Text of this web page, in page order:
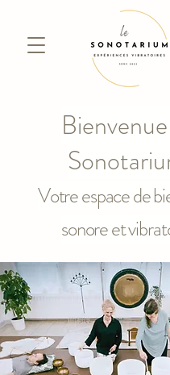
Votre espace de
sonore et